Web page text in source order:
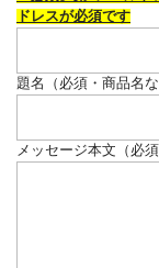
ドレスが必須です
題名（必須・商品名な
メッセージ本文（必